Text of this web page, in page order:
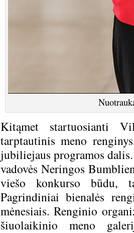
Kitąmet startuosianti
tarptautinis meno
jubiliejaus programos
vadovės Neringos
viešo konkurso būdu,
Pagrindiniai bienalės
mėnesiais. Renginio
šiuolaikinio meno